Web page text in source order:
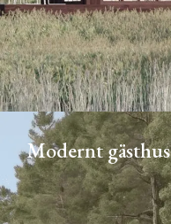
Modernt gästhus